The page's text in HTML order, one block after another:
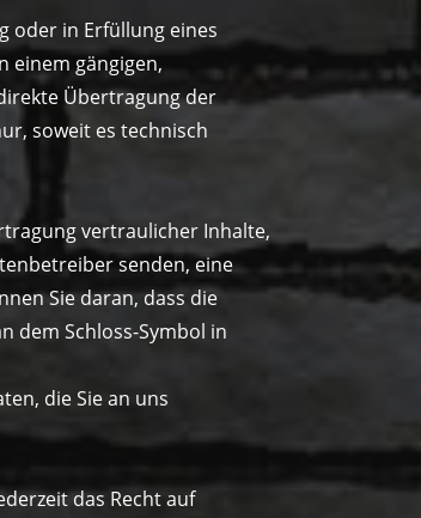
oder in Erfüllung eines
einem gängigen,
Übertragung der
soweit es technisch
vertraulicher Inhalte,
senden, eine
Sie daran, dass die
dem Schloss-Symbol in
die Sie an uns
das Recht auf